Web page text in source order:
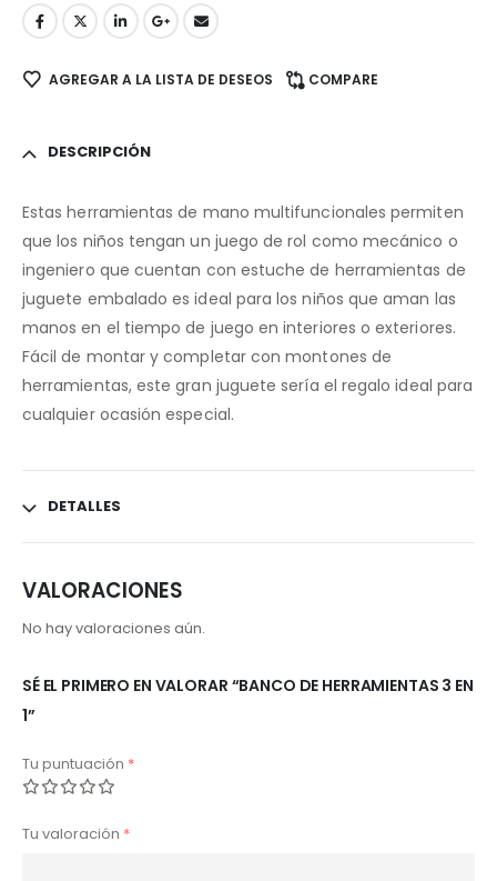
AGREGAR A LA LISTA DE DESEOS COMPARE
DESCRIPCIÓN
Estas herramientas de mano multifuncionales permiten
que los niños tengan un juego de rol como mecánico o
ingeniero que cuentan con estuche de herramientas de
juguete embalado es ideal para los niños que aman las
manos en el tiempo de juego en interiores o exteriores.
Fácil de montar y completar con montones de
herramientas, este gran juguete sería el regalo ideal para
cualquier ocasión especial.
DETALLES
VALORACIONES
No hay valoraciones aún.
SÉ EL PRIMERO EN VALORAR “BANCO DE HERRAMIENTAS 3 EN
1”
Tu puntuación *
Tu valoración *